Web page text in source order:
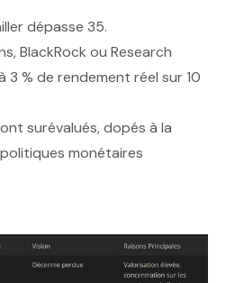
dépasse 35.
BlackRock ou Research
% de rendement réel sur 10
surévalués, dopés à la
monétaires